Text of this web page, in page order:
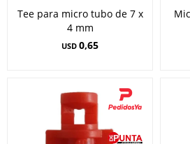
Tee para micro tubo de 7 x
4 mm
USD 0,65